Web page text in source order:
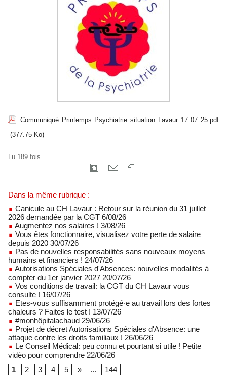
Communiqué Printemps Psychiatrie situation Lavaur 17 07 25.pdf
(377.75 Ko)
Lu 189 fois
Dans la même rubrique :
Canicule au CH Lavaur : Retour sur la réunion du 31 juillet
2026 demandée par la CGT 6/08/26
Augmentez nos salaires ! 3/08/26
Vous êtes fonctionnaire, visualisez votre perte de salaire
depuis 2020 30/07/26
Pas de nouvelles responsabilités sans nouveaux moyens
humains et financiers ! 24/07/26
Autorisations Spéciales d'Absences: nouvelles modalités à
compter du 1er janvier 2027 20/07/26
Vos conditions de travail: la CGT du CH Lavaur vous
consulte ! 16/07/26
Etes-vous suffisamment protégé·e au travail lors des fortes
chaleurs ? Faites le test ! 13/07/26
#monhôpitalachaud 29/06/26
Projet de décret Autorisations Spéciales d'Absence: une
attaque contre les droits familiaux ! 26/06/26
Le Conseil Médical: peu connu et pourtant si utile ! Petite
vidéo pour comprendre 22/06/26
1
2 3 4 5 » ... 144